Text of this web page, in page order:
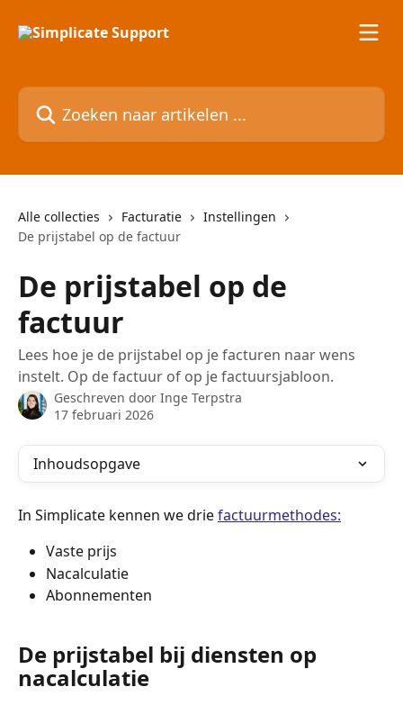
Zoeken naar artikelen ...
Alle collecties Facturatie
Instellingen
De prijstabel op de factuur
De prijstabel op de
factuur
Lees hoe je de prijstabel op je facturen naar wens
instelt. Op de factuur of op je factuursjabloon.
Geschreven door Inge Terpstra
17 februari 2026
Inhoudsopgave
In Simplicate kennen we drie factuurmethodes:
Vaste prijs
Nacalculatie
Abonnementen
De prijstabel bij diensten op
nacalculatie